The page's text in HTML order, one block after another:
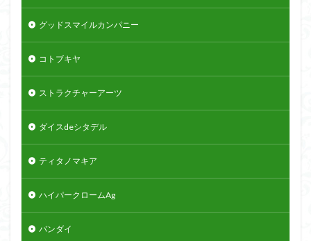
グッドスマイルカンパニー
コトブキヤ
ストラクチャーアーツ
ダイスdeシタデル
ティタノマキア
ハイパークロームAg
バンダイ